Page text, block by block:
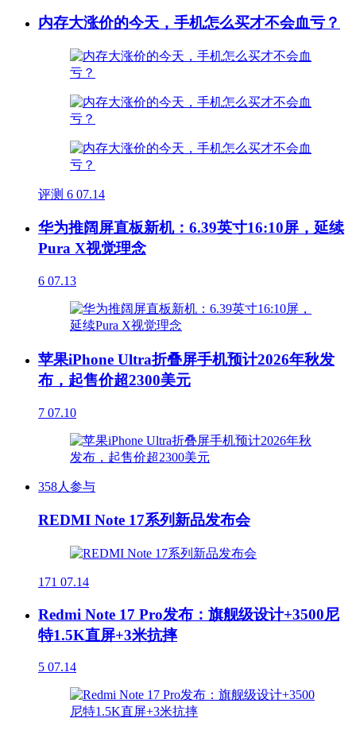
内存大涨价的今天，手机怎么买才不会血亏？
评测 6 07.14
华为推阔屏直板新机：6.39英寸16:10屏，延续
Pura X视觉理念
6 07.13
苹果iPhone Ultra折叠屏手机预计2026年秋发
布，起售价超2300美元
7 07.10
358人参与
REDMI Note 17系列新品发布会
171 07.14
Redmi Note 17 Pro发布：旗舰级设计+3500尼
特1.5K直屏+3米抗摔
5 07.14